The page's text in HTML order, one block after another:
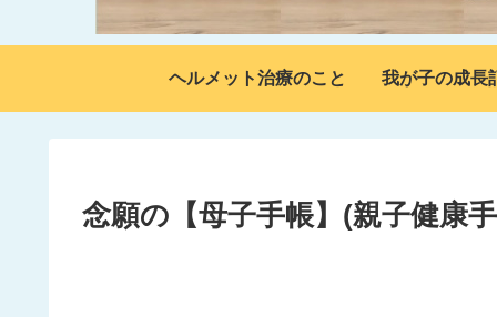
ヘルメット治療のこと 我が子の成長
念願の【母子手帳】(親子健康